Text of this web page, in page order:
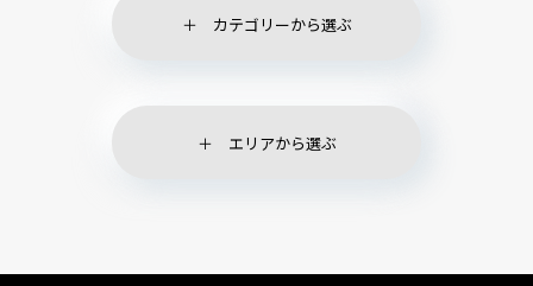
カテゴリーから選ぶ
エリアから選ぶ